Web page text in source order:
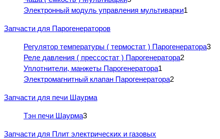
Электронный модуль управления мультиварки1
Запчасти для Парогенераторов
Регулятор температуры ( термостат ) Парогенератора3
Реле давления ( прессостат ) Парогенератора2
Уплотнители, манжеты Парогенератора1
Электромагнитный клапан Парогенератора2
Запчасти для печи Шаурма
Тэн печи Шаурма3
Запчасти для Плит электрических и газовых